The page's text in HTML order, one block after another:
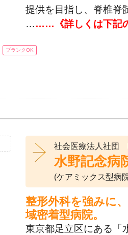
提供を目指し、脊椎脊
………《詳しくは下記
ブランクOK
社会医療法人社団
水野記念病
(ケアミックス型病
整形外科を強みに
域密着型病院。
東京都足立区にある「